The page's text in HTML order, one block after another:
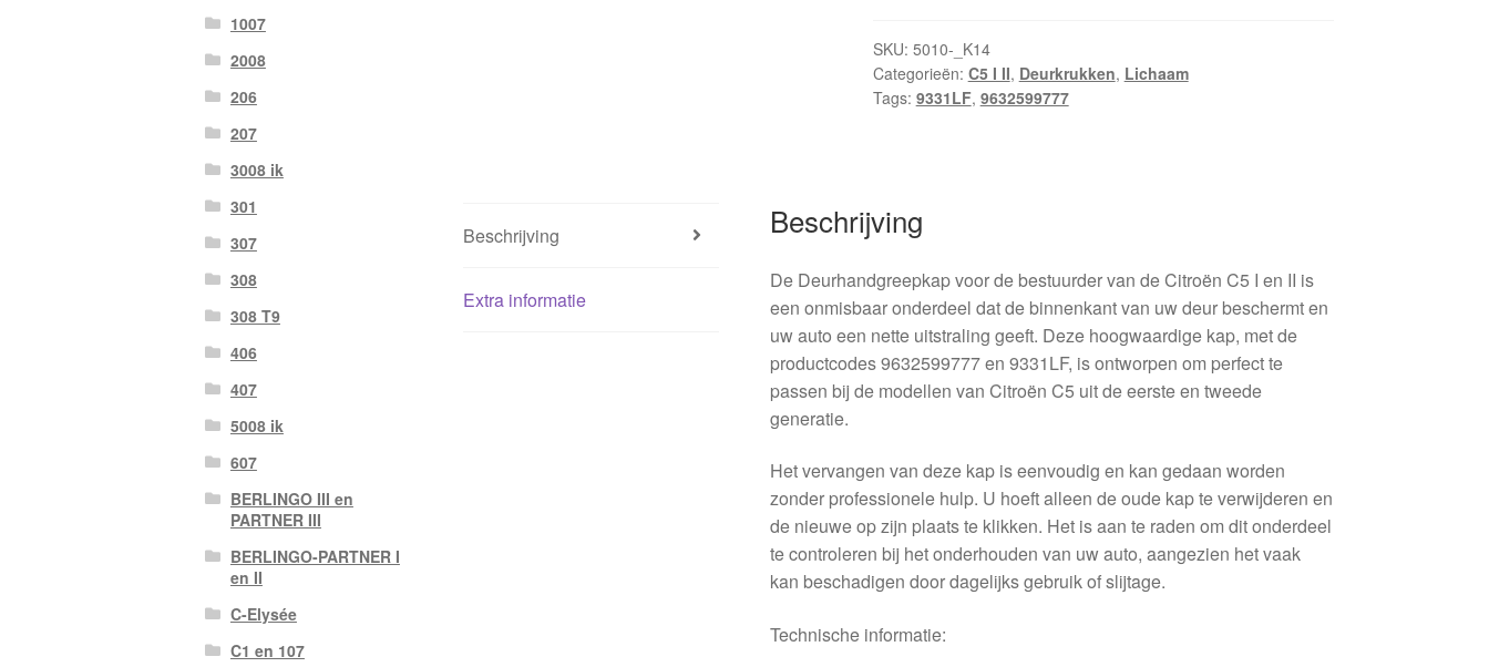
SKU: 5010-_K14
Categorieën: C5 I II, Deurkrukken, Lichaam
Tags: 9331LF, 9632599777
Beschrijving
Extra informatie
Beschrijving
De Deurhandgreepkap voor de bestuurder van de Citroën C5 I en II is
een onmisbaar onderdeel dat de binnenkant van uw deur beschermt en
uw auto een nette uitstraling geeft. Deze hoogwaardige kap, met de
productcodes 9632599777 en 9331LF, is ontworpen om perfect te
passen bij de modellen van Citroën C5 uit de eerste en tweede
generatie.
Het vervangen van deze kap is eenvoudig en kan gedaan worden
zonder professionele hulp. U hoeft alleen de oude kap te verwijderen en
de nieuwe op zijn plaats te klikken. Het is aan te raden om dit onderdeel
te controleren bij het onderhouden van uw auto, aangezien het vaak
kan beschadigen door dagelijks gebruik of slijtage.
Technische informatie:
1007
2008
206
207
3008 ik
301
307
308
308 T9
406
407
5008 ik
607
BERLINGO III en
PARTNER III
BERLINGO-PARTNER I
en II
C-Elysée
C1 en 107